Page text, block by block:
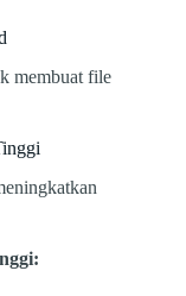
membuat file